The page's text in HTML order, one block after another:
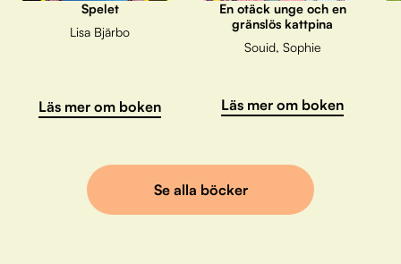
Spelet
Lisa Bjärbo
Läs mer om boken
En otäck unge och en
gränslös kattpina
Souid, Sophie
Läs mer om boken
Se alla böcker